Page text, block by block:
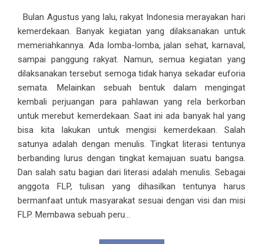
Bulan Agustus yang lalu, rakyat Indonesia merayakan hari
kemerdekaan. Banyak kegiatan yang dilaksanakan untuk
memeriahkannya. Ada lomba-lomba, jalan sehat, karnaval,
sampai panggung rakyat. Namun, semua kegiatan yang
dilaksanakan tersebut semoga tidak hanya sekadar euforia
semata. Melainkan sebuah bentuk dalam mengingat
kembali perjuangan para pahlawan yang rela berkorban
untuk merebut kemerdekaan. Saat ini ada banyak hal yang
bisa kita lakukan untuk mengisi kemerdekaan. Salah
satunya adalah dengan menulis. Tingkat literasi tentunya
berbanding lurus dengan tingkat kemajuan suatu bangsa.
Dan salah satu bagian dari literasi adalah menulis. Sebagai
anggota FLP, tulisan yang dihasilkan tentunya harus
bermanfaat untuk masyarakat sesuai dengan visi dan misi
FLP. Membawa sebuah peru...